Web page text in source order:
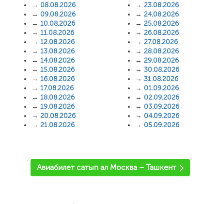
→ 08.08.2026
→ 09.08.2026
→ 10.08.2026
→ 11.08.2026
→ 12.08.2026
→ 13.08.2026
→ 14.08.2026
→ 15.08.2026
→ 16.08.2026
→ 17.08.2026
→ 18.08.2026
→ 19.08.2026
→ 20.08.2026
→ 21.08.2026
→ 23.08.2026
→ 24.08.2026
→ 25.08.2026
→ 26.08.2026
→ 27.08.2026
→ 28.08.2026
→ 29.08.2026
→ 30.08.2026
→ 31.08.2026
→ 01.09.2026
→ 02.09.2026
→ 03.09.2026
→ 04.09.2026
→ 05.09.2026
'
Авиабилет сатып ал Москва – Ташкент